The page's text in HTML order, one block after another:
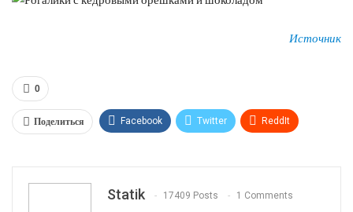
Источник
0
Поделиться Facebook Twitter ReddIt
Statik 17409 Posts 1 Comments